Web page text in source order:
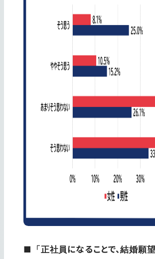
■「正社員になることで、結婚願